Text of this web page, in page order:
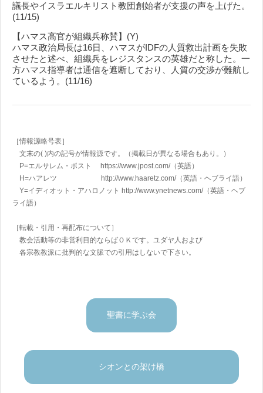
議長やイスラエルキリスト教団創始者が支援の声を上げた。
(11/15)
【ハマス高官が組織兵称賛】(Y)
ハマス政治局長は16日、ハマスがIDFの人質救出計画を失敗
させたと述べ、組織兵をレジスタンスの英雄だと称した。一
方ハマス指導者は通信を遮断しており、人質の交渉が難航し
ているよう。(11/16)
［情報源略号表］
文末の( )内の記号が情報源です。（掲載日が異なる場合もあり。）
P=エルサレム・ポスト https://www.jpost.com/（英語）
H=ハアレツ http://www.haaretz.com/（英語・ヘブライ語）
Y=イディオット・アハロノット http://www.ynetnews.com/（英語・ヘブ
ライ語）
［転載・引用・再配布について］
教会活動等の非営利目的ならばＯＫです。ユダヤ人および
各宗教教派に批判的な文脈での引用はしないで下さい。
聖書に学ぶ会
シオンとの架け橋